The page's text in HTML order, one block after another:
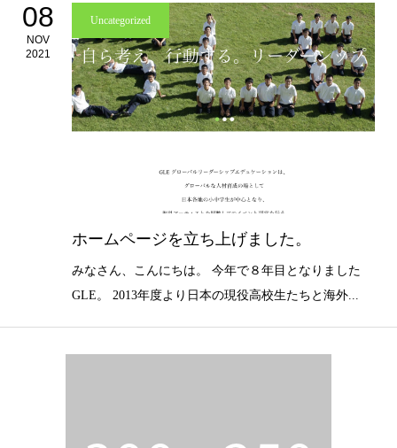
08
NOV
2021
Uncategorized
ホームページを立ち上げました。
みなさん、こんにちは。 今年で８年目となりました
GLE。 2013年度より日本の現役高校生たちと海外...